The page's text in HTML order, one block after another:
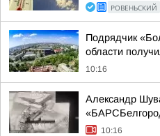
РОВЕНЬСКИЙ
Подрядчик
области
10:16
Александр
10:16